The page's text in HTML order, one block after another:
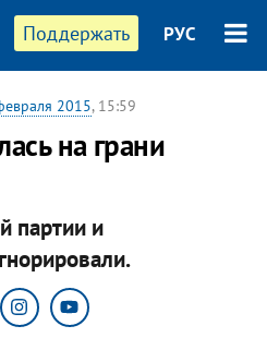
Поддержать РУС
2015, 15:59
на грани
партии и